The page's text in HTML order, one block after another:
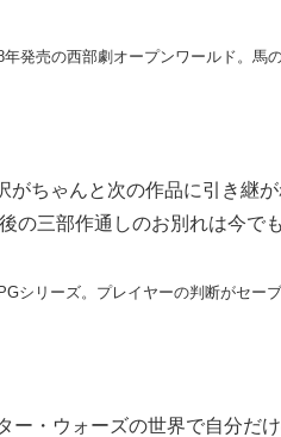
発売の西部劇オープンワールド。馬
がちゃんと次の作品に引き継
の三部作通しのお別れは今で
シリーズ。プレイヤーの判断がセー
ー・ウォーズの世界で自分だ